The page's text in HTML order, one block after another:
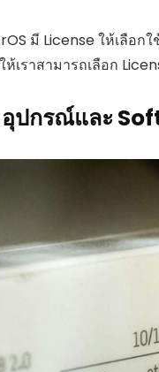
มี License ให้เลือก
เราสามารถเลือก
อุปกรณ์และ